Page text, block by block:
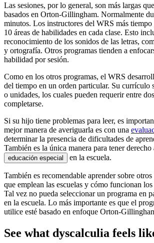
Las sesiones, por lo general, son más largas
basados en Orton-Gillingham. Normalmente
minutos. Los instructores del WRS más
10 áreas de habilidades en cada clase. Esto
reconocimiento de los sonidos de las letras,
y ortografía. Otros programas tienden a
habilidad por sesión.
Como en los otros programas, el WRS
del tiempo en un orden particular. Su currículo
o unidades, los cuales pueden requerir entre
completarse.
Si su hijo tiene problemas para leer, es
mejor manera de averiguarla es con una
determinar la presencia de dificultades de
También es la única manera para tener
educación especial en la escuela.
También es recomendable aprender sobre
que emplean las escuelas y cómo funcionan los
Tal vez no pueda seleccionar un programa en
en la escuela. Lo más importante es que el
utilice esté basado en enfoque Orton-
See what dyscalculia feels